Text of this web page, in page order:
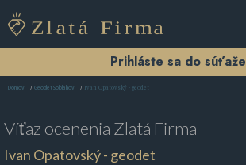
Prihláste sa do súťaže
Domov Geodet Soblahov Ivan Opatovský - geodet
Víťaz ocenenia Zlatá Firma
Ivan Opatovský - geodet